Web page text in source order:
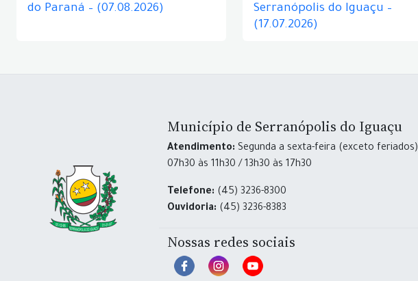
do Paraná – (07.08.2026)
Serranópolis do Iguaçu –
(17.07.2026)
Município de Serranópolis do Iguaçu
Atendimento: Segunda a sexta-feira (exceto feriados)
07h30 às 11h30 / 13h30 às 17h30
Telefone: (45) 3236-8300
Ouvidoria: (45) 3236-8383
Nossas redes sociais